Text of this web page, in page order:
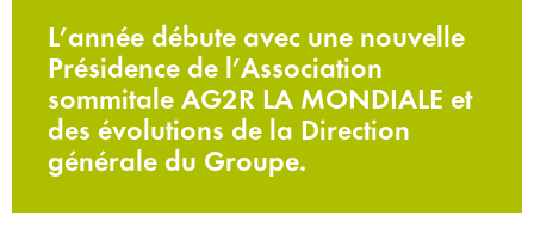
L’année débute avec une nouvelle
Présidence de l’Association
sommitale AG2R LA MONDIALE et
des évolutions de la Direction
générale du Groupe.